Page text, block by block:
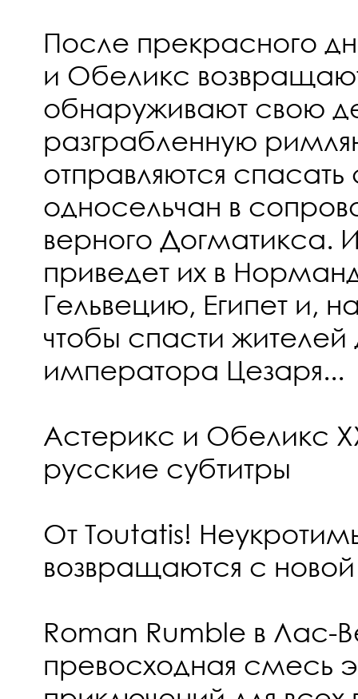
После прекрасного
и Обеликс
обнаруживают свою
разграбленную
отправляются спасать
односельчан в
верного Догматикса.
приведет их в
Гельвецию, Египет и,
чтобы спасти жителей
императора Цезаря...
Астерикс и Обеликс
русские субтитры
От Toutatis!
возвращаются с
Roman Rumble в Лас-
превосходная смесь